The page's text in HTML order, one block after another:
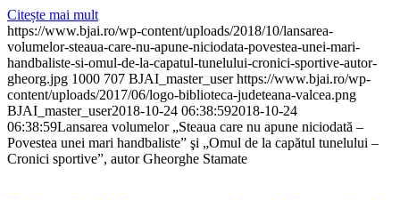
Citește mai mult
https://www.bjai.ro/wp-content/uploads/2018/10/lansarea-
volumelor-steaua-care-nu-apune-niciodata-povestea-unei-mari-
handbaliste-si-omul-de-la-capatul-tunelului-cronici-sportive-autor-
gheorg.jpg 1000 707 BJAI_master_user https://www.bjai.ro/wp-
content/uploads/2017/06/logo-biblioteca-judeteana-valcea.png
BJAI_master_user2018-10-24 06:38:592018-10-24
06:38:59Lansarea volumelor „Steaua care nu apune niciodată –
Povestea unei mari handbaliste” şi „Omul de la capătul tunelului –
Cronici sportive”, autor Gheorghe Stamate